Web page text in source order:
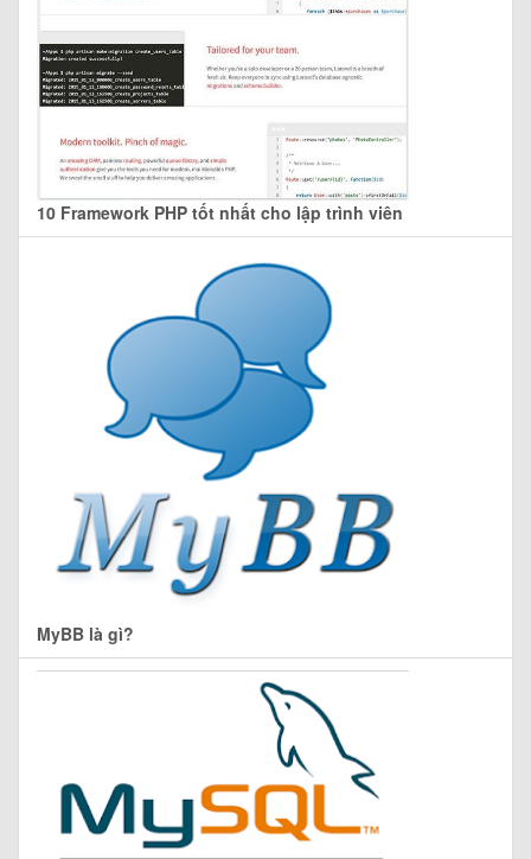
10 Framework PHP tốt nhất cho lập trình viên
MyBB là gì?